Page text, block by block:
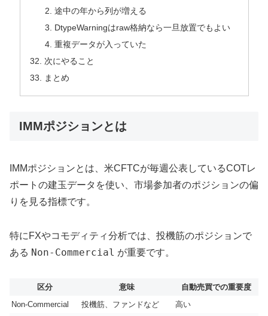
途中の年から列が増える
DtypeWarningはraw格納なら一旦放置でもよい
重複データが入っていた
次にやること
まとめ
IMMポジションとは
IMMポジションとは、米CFTCが毎週公表しているCOTレ
ポートの建玉データを使い、市場参加者のポジションの偏
りを見る指標です。
特にFXやコモディティ分析では、投機筋のポジションで
ある Non-Commercial が重要です。
区分 意味
自動売買での重要度
Non-Commercial
投機筋、ファンドなど
高い